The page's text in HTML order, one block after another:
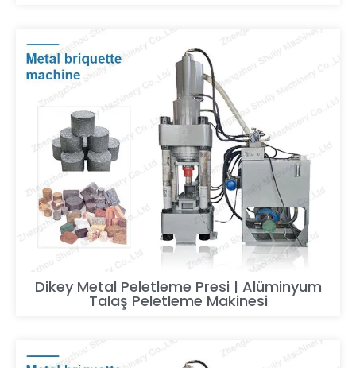
Dikey Metal Peletleme Presi | Alüminyum
Talaş Peletleme Makinesi